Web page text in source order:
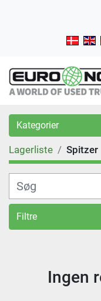
Kategorier
Lagerliste Spitzer
Filtre
Ingen